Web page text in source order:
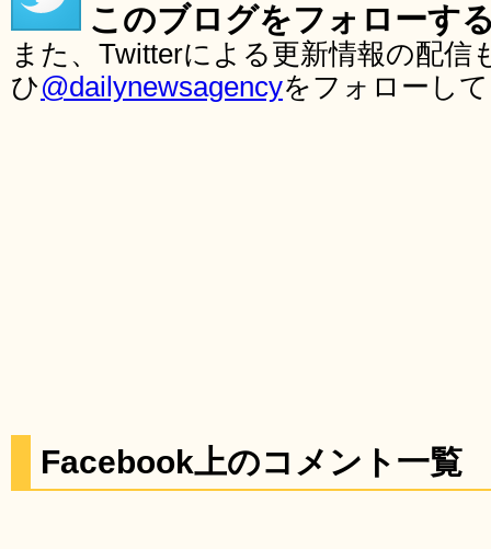
このブログをフォローす
また、Twitterによる更新情報の配
ひ@dailynewsagencyをフォローし
Facebook上のコメント一覧